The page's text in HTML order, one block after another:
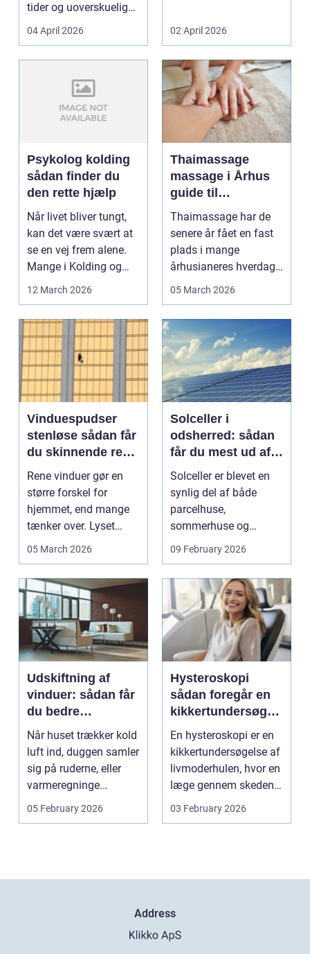
tider og uoverskuelige
priser. Samtidig ved
04 April 2026 02 April 2026
Psykolog kolding
sådan finder du
den rette hjælp
Når livet bliver tungt,
kan det være svært at
se en vej frem alene.
Mange i Kolding og
omegn søger p...
12 March 2026
Thaimassage
massage i Århus
guide til
afslapning,
smidighed og
bedre velvære
Thaimassage har de
senere år fået en fast
plads i mange
århusianeres hverdag.
Flere bruger den både
05 March 2026
Vinduespudser
stenløse sådan får
du skinnende rene
ruder året rundt
Rene vinduer gør en
større forskel for
hjemmet, end mange
tænker over. Lyset
falder anderledes ind,
05 March 2026
Solceller i
odsherred: sådan
får du mest ud af
solen
Solceller er blevet en
synlig del af både
parcelhuse,
sommerhuse og
mindre erhverv i
Odsherred. Mang...
09 February 2026
Udskiftning af
vinduer: sådan får
du bedre
indeklima og
lavere
varmeregning
Når huset trækker kold
luft ind, duggen samler
sig på ruderne, eller
varmeregninge...
05 February 2026
Hysteroskopi
sådan foregår en
kikkertundersøgel
se af livmoderen
En hysteroskopi er en
kikkertundersøgelse af
livmoderhulen, hvor en
læge gennem skeden
og livmoderha...
03 February 2026
Address